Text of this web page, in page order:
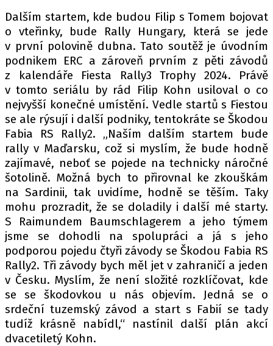
Dalším startem, kde budou Filip s Tomem bojovat
o vteřinky, bude Rally Hungary, která se jede
v první polovině dubna. Tato soutěž je úvodním
podnikem ERC a zároveň prvním z pěti závodů
z kalendáře Fiesta Rally3 Trophy 2024. Právě
v tomto seriálu by rád Filip Kohn usiloval o co
nejvyšší konečné umístění. Vedle startů s Fiestou
se ale rýsují i další podniky, tentokráte se Škodou
Fabia RS Rally2. „Naším dalším startem bude
rally v Maďarsku, což si myslím, že bude hodně
zajímavé, neboť se pojede na technicky náročné
šotolině. Možná bych to přirovnal ke zkouškám
na Sardinii, tak uvidíme, hodně se těším. Taky
mohu prozradit, že se doladily i další mé starty.
S Raimundem Baumschlagerem a jeho týmem
jsme se dohodli na spolupráci a já s jeho
podporou pojedu čtyři závody se Škodou Fabia RS
Rally2. Tři závody bych měl jet v zahraničí a jeden
v Česku. Myslím, že není složité rozklíčovat, kde
se se škodovkou u nás objevím. Jedná se o
srdeční tuzemský závod a start s Fabií se tady
tudíž krásně nabídl,“ nastínil další plán akcí
dvacetiletý Kohn.